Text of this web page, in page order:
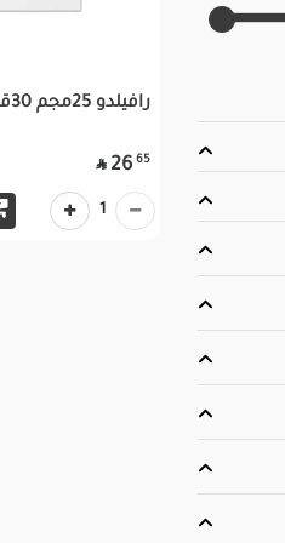
رافيلدو 25مجم 30قرص
65
26

1